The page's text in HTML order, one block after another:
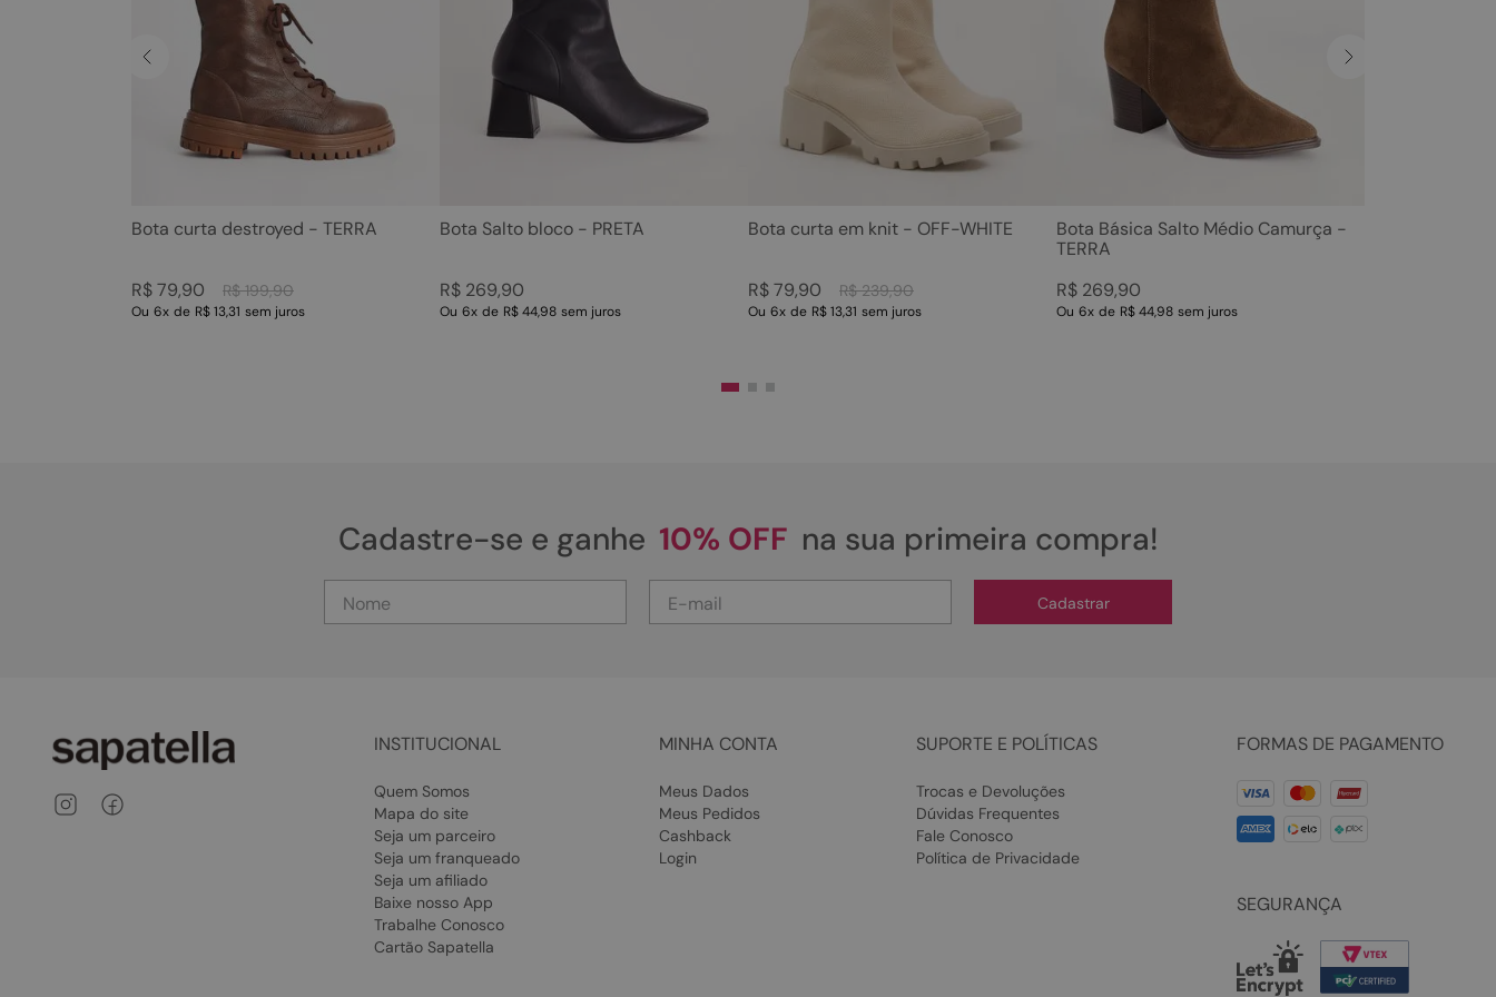
Bota curta destroyed - TERRA
R$ 199,90
R$79,90
Ou 6x de R$ 13,31 sem juros
Bota Salto bloco - PRETA
R$ 269,90
Ou 6x de R$ 44,98 sem juros
Bota curta em knit - OFF-WHITE
R$ 239,90
R$79,90
Ou 6x de R$ 13,31 sem juros
Bota Básica Salto Médio Camurça -
TERRA
R$ 269,90
Ou 6x de R$ 44,98 sem juros
Cadastre-se e ganhe 10% OFF na sua primeira compra!
Cadastrar
INSTITUCIONAL
Quem Somos
Mapa do site
Seja um parceiro
Seja um franqueado
Seja um afiliado
Baixe nosso App
Trabalhe Conosco
Cartão Sapatella
MINHA CONTA
Meus Dados
Meus Pedidos
Cashback
Login
SUPORTE E POLÍTICAS
Trocas e Devoluções
Dúvidas Frequentes
Fale Conosco
Política de Privacidade
FORMAS DE PAGAMENTO
SEGURANÇA
sandalia
tamanco
bolsa
sapatilha